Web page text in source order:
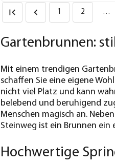
1 2 …
Gartenbrunnen:
Mit einem trendigen
schaffen Sie eine eigene
nicht viel Platz und kann
belebend und beruhigend
Menschen magisch an.
Steinweg ist ein Brunnen
Hochwertige